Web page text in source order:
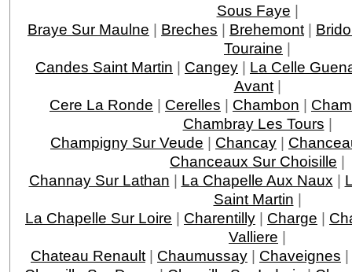
Sous Faye |
Braye Sur Maulne | Breches | Brehemont |
Touraine |
Candes Saint Martin | Cangey | La Celle
Avant|
Cere La Ronde | Cerelles | Chambon |
Chambray Les Tours |
Champigny Sur Veude | Chancay |
Chanceaux Sur Choisille |
Channay Sur Lathan | La Chapelle Aux Naux |
Saint Martin |
La Chapelle Sur Loire | Charentilly | Charge |
Valliere |
Chateau Renault | Chaumussay | Chaveignes |